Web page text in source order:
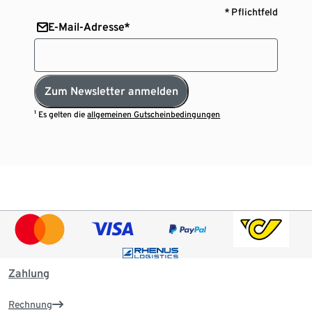
* Pflichtfeld
E-Mail-Adresse*
Zum Newsletter anmelden
¹ Es gelten dieallgemeinen Gutscheinbedingungen
Zahlung
Rechnung